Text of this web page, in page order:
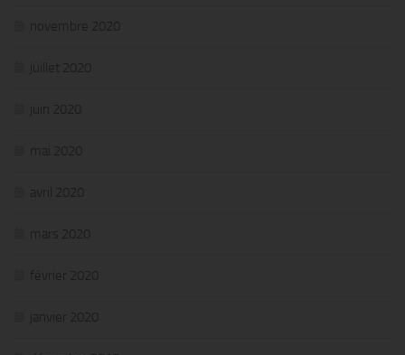
novembre 2020
juillet 2020
juin 2020
mai 2020
avril 2020
mars 2020
février 2020
janvier 2020